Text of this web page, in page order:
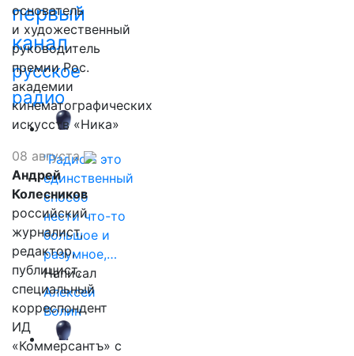
первый
канал
русское
радио
"Радио - это
единственный
способ
нести что-то
большое и
разумное,…
Написал
Алексей
Волин
основатель
и художественный
руководитель
премии Рос.
академии
кинематографических
искусств «Ника»
08 августа
Андрей
Колесников
российский
журналист,
редактор,
публицист,
специальный
корреспондент
ИД
«Коммерсантъ» с